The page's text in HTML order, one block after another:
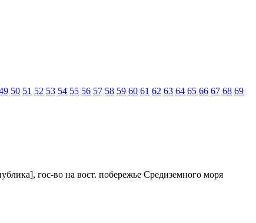
50 51 52 53 54 55 56 57 58 59 60 61 62 63 64 65 66 67 68 69
гос-во на вост. побережье Средиземного моря